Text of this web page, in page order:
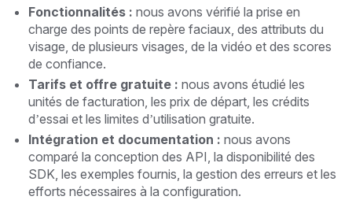
Fonctionnalités : nous avons vérifié la prise en
charge des points de repère faciaux, des attributs du
visage, de plusieurs visages, de la vidéo et des scores
de confiance.
Tarifs et offre gratuite : nous avons étudié les
unités de facturation, les prix de départ, les crédits
d’essai et les limites d’utilisation gratuite.
Intégration et documentation : nous avons
comparé la conception des API, la disponibilité des
SDK, les exemples fournis, la gestion des erreurs et les
efforts nécessaires à la configuration.